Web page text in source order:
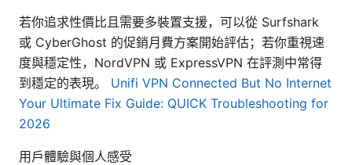
若你追求性價比且需要多裝置支援，可以從 Surfshark
或 CyberGhost 的促銷月費方案開始評估；若你重視速
度與穩定性，NordVPN 或 ExpressVPN 在評測中常得
到穩定的表現。 Unifi VPN Connected But No Internet
Your Ultimate Fix Guide: QUICK Troubleshooting for
2026
用戶體驗與個人感受